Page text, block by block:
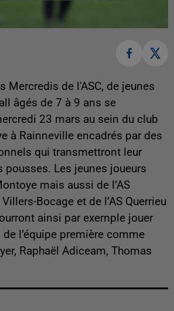
Mercredis de l'ASC, de jeunes
âgés de 7 à 9 ans se
23 mars au sein du club
à Rainneville encadrés par des
qui transmettront leur
pousses. Les jeunes joueurs
mais aussi de l’AS
Bocage et de l’AS Querrieu
ainsi par exemple jouer
l’équipe première comme
Raphaël Adiceam, Thomas